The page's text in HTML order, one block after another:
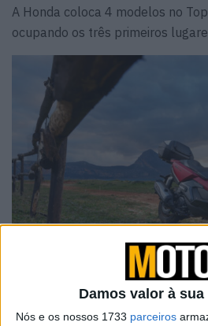
Damos valor à
Nós e os nossos 1733 parceiros
A Honda coloca 4 modelos no
ocupando os três primeiros
Artigos relacionados